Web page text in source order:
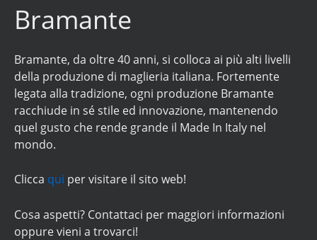
Bramante
Bramante, da oltre 40 anni, si colloca ai più alti livelli
della produzione di maglieria italiana. Fortemente
legata alla tradizione, ogni produzione Bramante
racchiude in sé stile ed innovazione, mantenendo
quel gusto che rende grande il Made In Italy nel
mondo.
Clicca qui per visitare il sito web!
Cosa aspetti? Contattaci per maggiori informazioni
oppure vieni a trovarci!